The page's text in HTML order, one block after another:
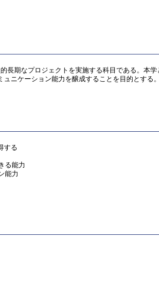
長期なプロジェクトを実施する科目である。本
ニケーション能力を醸成することを目的とする。
する
る能力
能力